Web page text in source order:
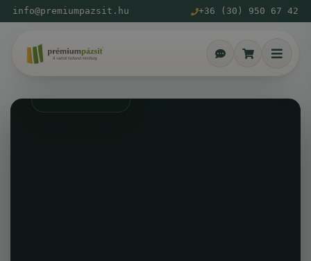
info@premiumpazsit.hu +36 (30) 950 67 42
4 978
+
2 122
+
ELÉGEDETT
ÜGYFELEK